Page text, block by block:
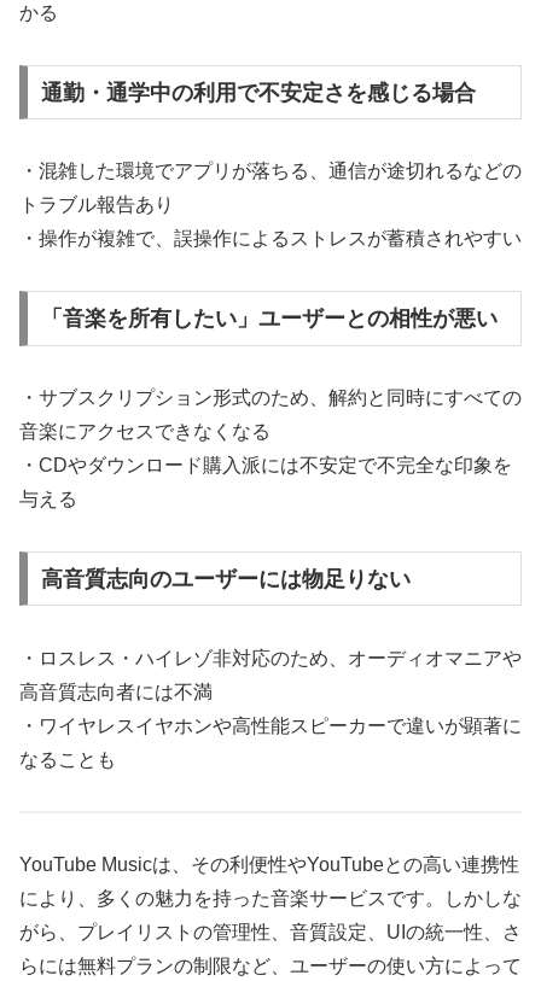
かる
通勤・通学中の利用で不安定さを感じる場合
・混雑した環境でアプリが落ちる、通信が途切れるなどの
トラブル報告あり
・操作が複雑で、誤操作によるストレスが蓄積されやすい
「音楽を所有したい」ユーザーとの相性が悪い
・サブスクリプション形式のため、解約と同時にすべての
音楽にアクセスできなくなる
・CDやダウンロード購入派には不安定で不完全な印象を
与える
高音質志向のユーザーには物足りない
・ロスレス・ハイレゾ非対応のため、オーディオマニアや
高音質志向者には不満
・ワイヤレスイヤホンや高性能スピーカーで違いが顕著に
なることも
YouTube Musicは、その利便性やYouTubeとの高い連携性
により、多くの魅力を持った音楽サービスです。しかしな
がら、プレイリストの管理性、音質設定、UIの統一性、さ
らには無料プランの制限など、ユーザーの使い方によって